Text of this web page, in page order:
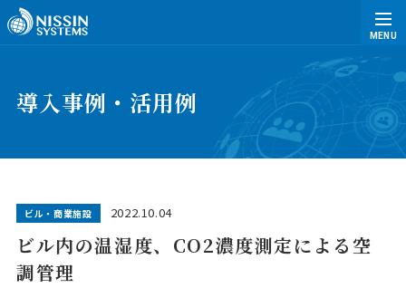
MENU
導入事例・活用例
ビル・商業施設 2022.10.04
ビル内の温湿度、CO2濃度測定による空
調管理